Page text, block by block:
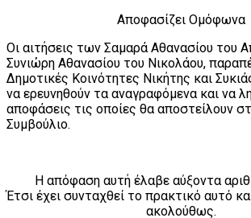
Αποφασίζει Ομόφωνα
Οι αιτήσεις των Σαμαρά Αθανασίου του
Συνιώρη Αθανασίου του Νικολάου,
Δημοτικές Κοινότητες Νικήτης και
να ερευνηθούν τα αναγραφόμενα και να
αποφάσεις τις οποίες θα αποστείλουν
Συμβούλιο.
Η απόφαση αυτή έλαβε αύξοντα
Έτσι έχει συνταχθεί το πρακτικό αυτό
ακολούθως.